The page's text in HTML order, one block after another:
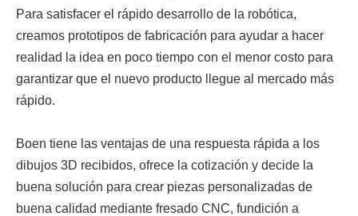
Para satisfacer el rápido desarrollo de la robótica,
creamos prototipos de fabricación para ayudar a hacer
realidad la idea en poco tiempo con el menor costo para
garantizar que el nuevo producto llegue al mercado más
rápido.
Boen tiene las ventajas de una respuesta rápida a los
dibujos 3D recibidos, ofrece la cotización y decide la
buena solución para crear piezas personalizadas de
buena calidad mediante fresado CNC, fundición a